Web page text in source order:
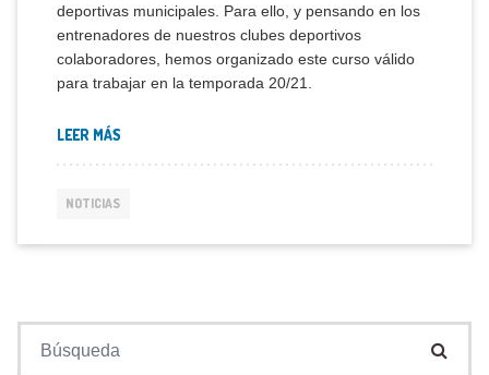
deportivas municipales. Para ello, y pensando en los
entrenadores de nuestros clubes deportivos
colaboradores, hemos organizado este curso válido
para trabajar en la temporada 20/21.
LEER MÁS
NOTICIAS